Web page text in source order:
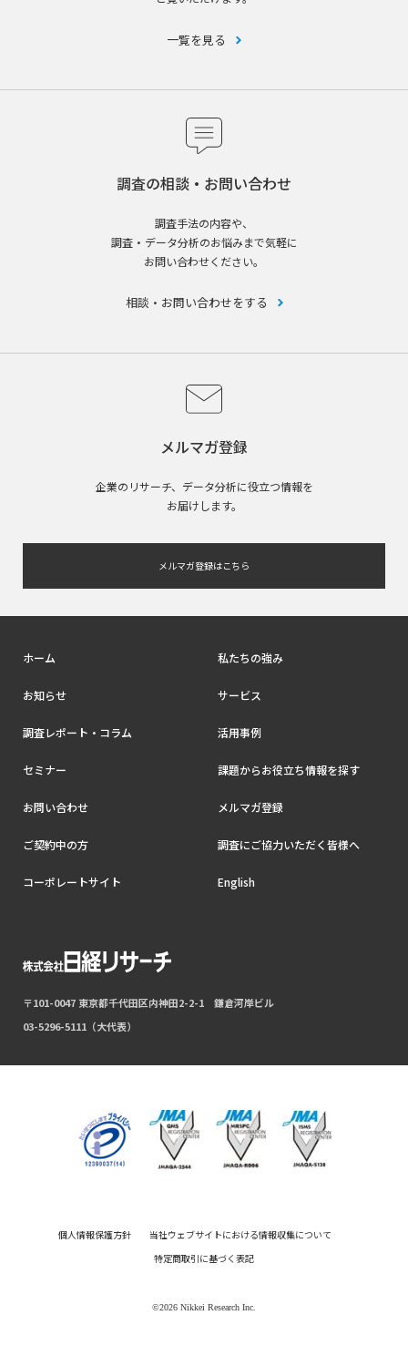
一覧を見る
調査の相談・お問い合わせ
調査手法の内容や、
調査・データ分析のお悩みまで気軽に
お問い合わせください。
相談・お問い合わせをする
メルマガ登録
企業のリサーチ、データ分析に役立つ情報を
お届けします。
メルマガ登録はこちら
ホーム 私たちの強み
お知らせ サービス
調査レポート・コラム 活用事例
セミナー 課題からお役立ち情報を探す
お問い合わせ メルマガ登録
ご契約中の方 調査にご協力いただく皆様へ
コーポレートサイト English
〒101-0047 東京都千代田区内神田2-2-1 鎌倉河岸ビル
03-5296-5111（大代表）
個人情報保護方針
当社ウェブサイトにおける情報収集について
特定商取引に基づく表記
©2026 Nikkei Research Inc.